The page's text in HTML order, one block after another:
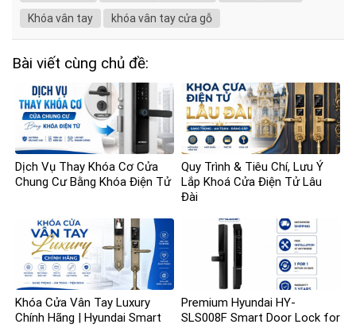
Khóa vân tay
khóa vân tay cửa gỗ
Bài viết cùng chủ đề:
Dịch Vụ Thay Khóa Cơ Cửa
Chung Cư Bằng Khóa Điện Tử
Quy Trình & Tiêu Chí, Lưu Ý
Lắp Khoá Cửa Điện Tử Lâu
Đài
Khóa Cửa Vân Tay Luxury
Chính Hãng | Hyundai Smart
Premium Hyundai HY-
SLS008F Smart Door Lock for